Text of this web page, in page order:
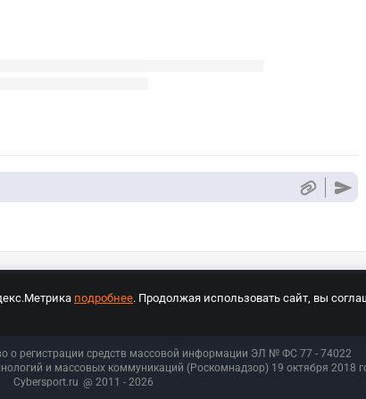
о регистрации средств массовой информации ЭЛ № ФС 77 - 74022
и массовых коммуникаций (Роскомнадзор) 19 октября 2018
Cybersport.ru @ 2011 - 2026
подробнее. Продолжая использовать сайт, вы